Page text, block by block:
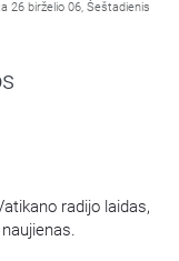
26 birželio 06, Šeštadienis
radijo laidas,